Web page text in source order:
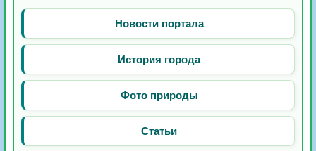
Новости портала
История города
Фото природы
Статьи